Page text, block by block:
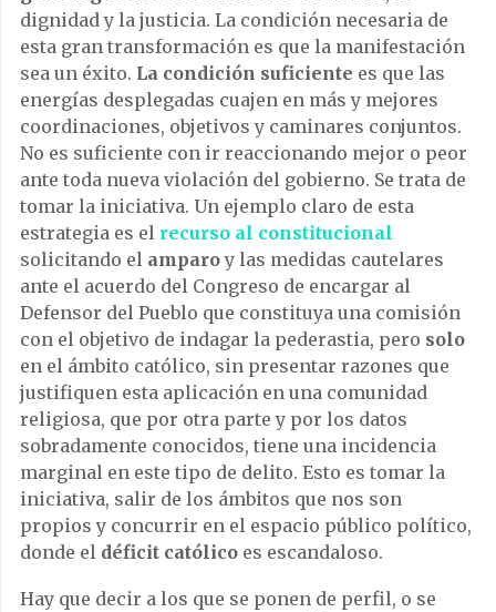
dignidad y la justicia. La condición necesaria de
esta gran transformación es que la manifestación
sea un éxito. La condición suficiente es que las
energías desplegadas cuajen en más y mejores
coordinaciones, objetivos y caminares conjuntos.
No es suficiente con ir reaccionando mejor o peor
ante toda nueva violación del gobierno. Se trata de
tomar la iniciativa. Un ejemplo claro de esta
estrategia es el recurso al constitucional
solicitando el amparoy las medidas cautelares
ante el acuerdo del Congreso de encargar al
Defensor del Pueblo que constituya una comisión
con el objetivo de indagar la pederastia, pero solo
en el ámbito católico, sin presentar razones que
justifiquen esta aplicación en una comunidad
religiosa, que por otra parte y por los datos
sobradamente conocidos, tiene una incidencia
marginal en este tipo de delito. Esto es tomar la
iniciativa, salir de los ámbitos que nos son
propios y concurrir en el espacio público político,
donde el déficit católico es escandaloso.
Hay que decir a los que se ponen de perfil, o se